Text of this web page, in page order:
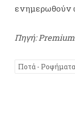
ενημερωθούν
Πηγή:
Ποτά - Ροφήματα